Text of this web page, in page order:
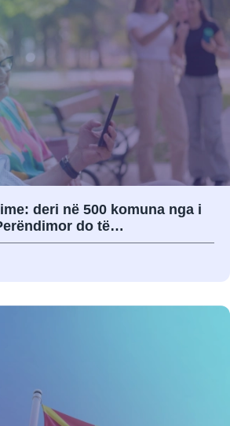
deri në 500 komuna nga i
do të…